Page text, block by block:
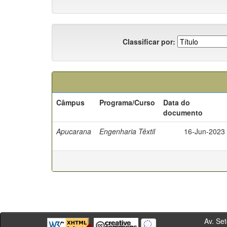
Classificar por:
Câmpus
Programa/Curso
Data do
documento
Apucarana Engenharia Têxtil 16-Jun-2023
Av. Sete de